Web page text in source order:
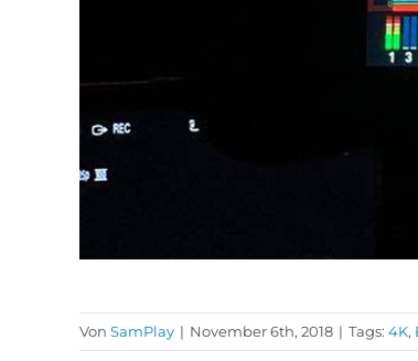
Von SamPlay | November 6th, 2018 | Tags: 4K,